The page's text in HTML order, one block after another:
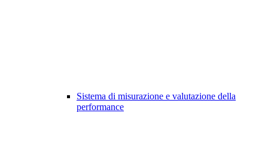
Sistema di misurazione e valutazione della
performance